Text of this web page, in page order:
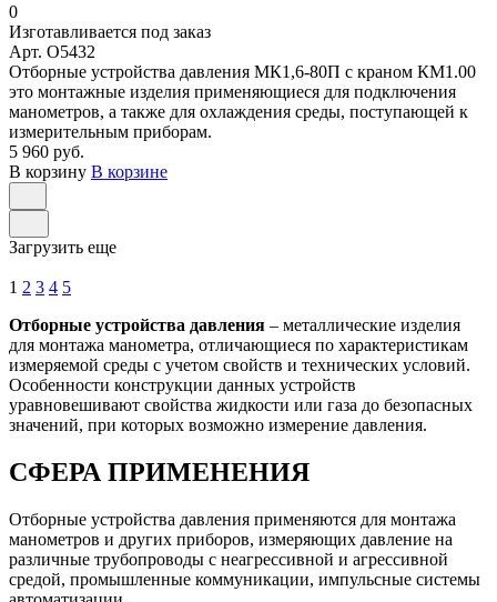
0
Изготавливается под заказ
Арт. O5432
Отборные устройства давления МК1,6-80П с краном КМ1.00
это монтажные изделия применяющиеся для подключения
манометров, а также для охлаждения среды, поступающей к
измерительным приборам.
5 960 руб.
В корзину В корзине
Загрузить еще
1 2 3 4 5
Отборные устройства давления – металлические изделия
для монтажа манометра, отличающиеся по характеристикам
измеряемой среды с учетом свойств и технических условий.
Особенности конструкции данных устройств
уравновешивают свойства жидкости или газа до безопасных
значений, при которых возможно измерение давления.
СФЕРА ПРИМЕНЕНИЯ
Отборные устройства давления применяются для монтажа
манометров и других приборов, измеряющих давление на
различные трубопроводы с неагрессивной и агрессивной
средой, промышленные коммуникации, импульсные системы